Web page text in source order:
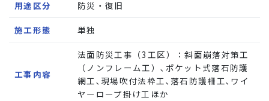
用途区分 防災・復旧
施工形態 単独
工事内容
法面防災工事（3工区）：斜面崩落対策工
（ノンフレーム工）､ポケット式落石防護
網工､現場吹付法枠工､落石防護柵工､ワイ
ヤーロープ掛け工ほか